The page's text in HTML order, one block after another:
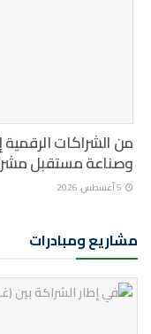
من الشراكات
وصناعة مستقبل
مشاريع ومبادرات